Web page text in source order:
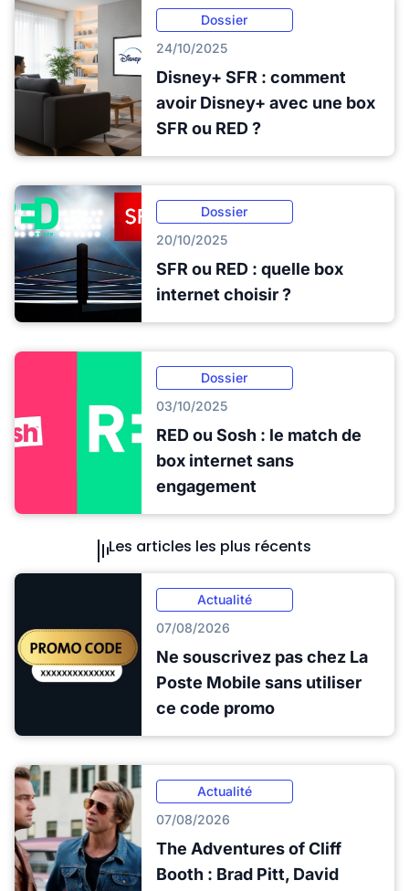
Dossier
24/10/2025
Disney+ SFR : comment
avoir Disney+ avec une box
SFR ou RED ?
Dossier
20/10/2025
SFR ou RED : quelle box
internet choisir ?
Dossier
03/10/2025
RED ou Sosh : le match de
box internet sans
engagement
Les articles les plus récents
Actualité
07/08/2026
Ne souscrivez pas chez La
Poste Mobile sans utiliser
ce code promo
Actualité
07/08/2026
The Adventures of Cliff
Booth : Brad Pitt, David